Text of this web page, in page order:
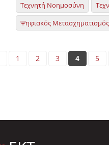
Τεχνητή Νοημοσύνη
Ψηφιακός Μετασχηματισμός
1 2 3 4 5